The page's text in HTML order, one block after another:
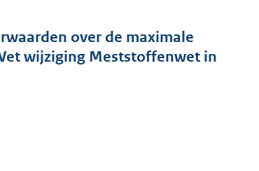
over de maximale
wijziging Meststoffenwet in